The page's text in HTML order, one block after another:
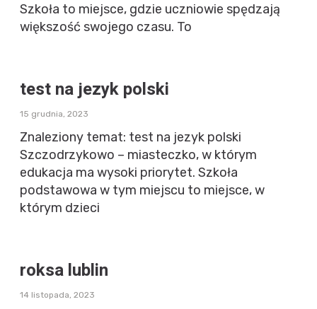
Szkoła to miejsce, gdzie uczniowie spędzają
większość swojego czasu. To
test na jezyk polski
15 grudnia, 2023
Znaleziony temat: test na jezyk polski
Szczodrzykowo – miasteczko, w którym
edukacja ma wysoki priorytet. Szkoła
podstawowa w tym miejscu to miejsce, w
którym dzieci
roksa lublin
14 listopada, 2023